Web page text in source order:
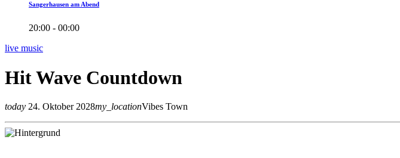
Sangerhausen am Abend
20:00 - 00:00
live music
Hit Wave Countdown
today 24. Oktober 2028my_locationVibes Town